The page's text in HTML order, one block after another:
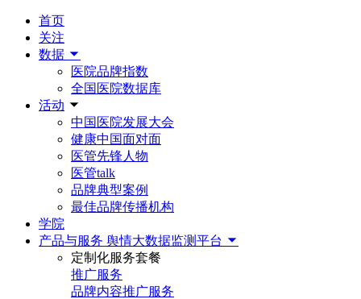
首页
关注
数据
医院品牌指数
全国医院数据库
活动
中国医院发展大会
健康中国面对面
医管先锋人物
医管talk
品牌典型案例
最佳品牌传播机构
学院
产品与服务 舆情大数据监测平台
定制化服务套餐
推广服务
品牌内容推广服务